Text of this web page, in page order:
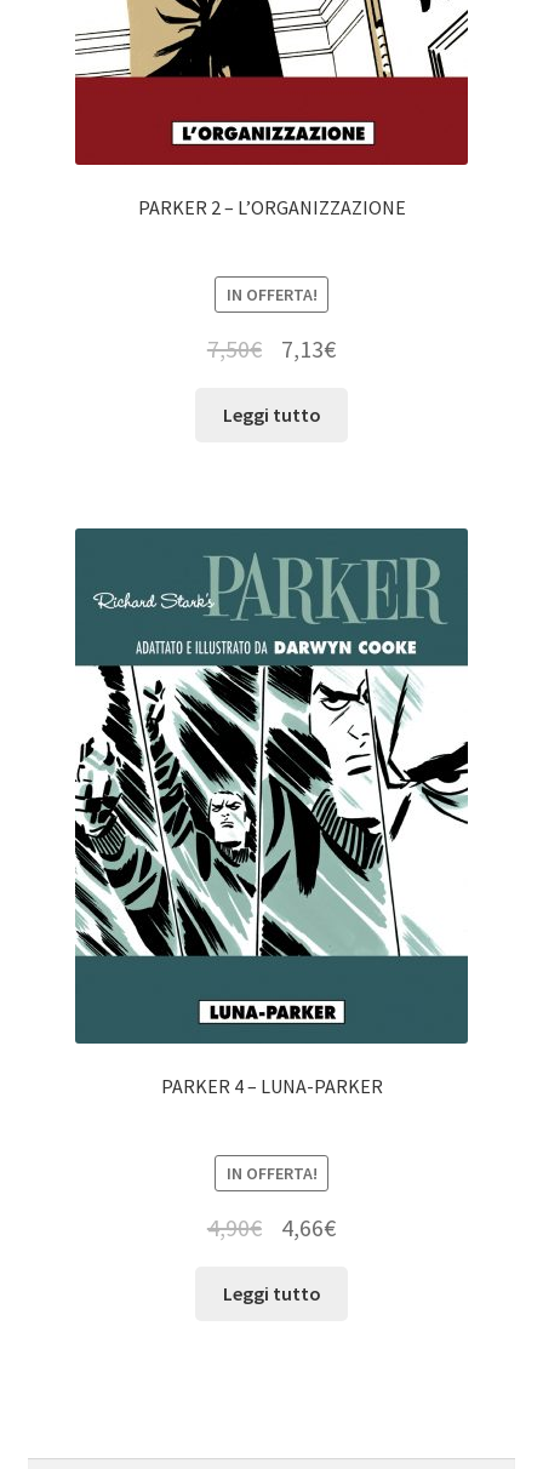
PARKER 2 – L’ORGANIZZAZIONE
IN OFFERTA!
7,50€ 7,13€
Leggi tutto
PARKER 4 – LUNA-PARKER
IN OFFERTA!
4,90€ 4,66€
Leggi tutto